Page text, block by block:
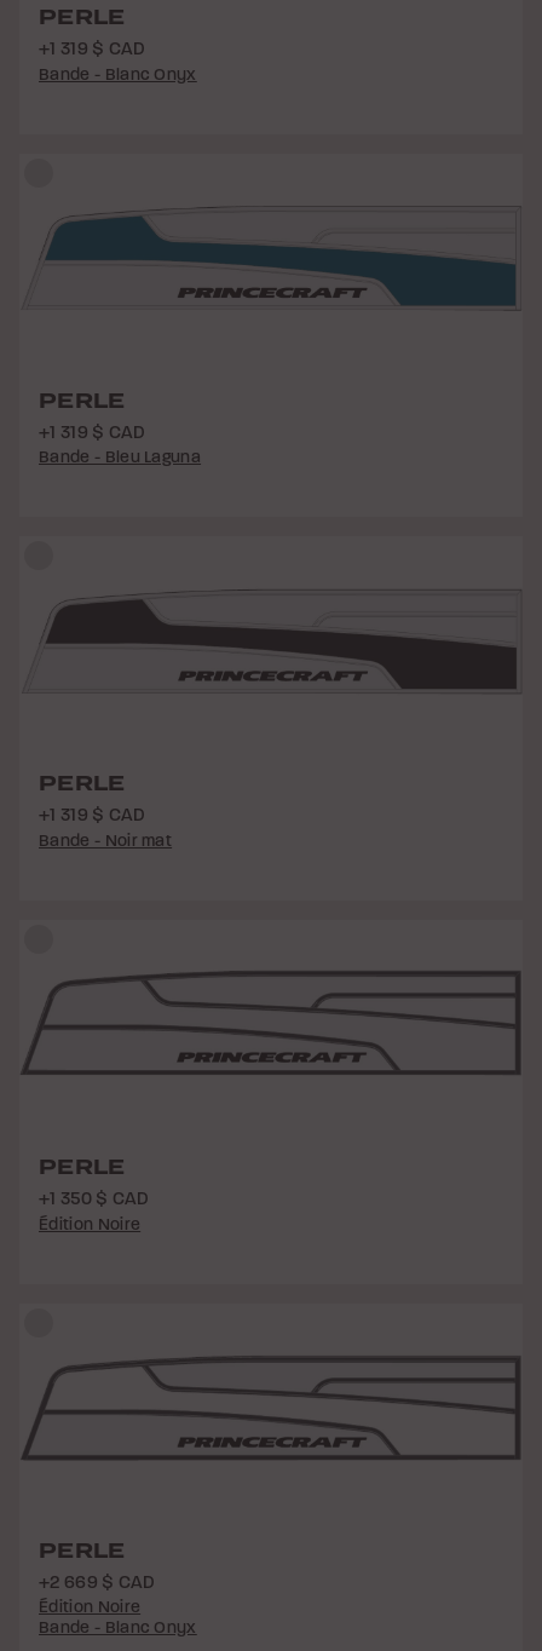
PERLE
+1 319 $ CAD
Bande - Blanc Onyx
PERLE
+1 319 $ CAD
Bande - Bleu Laguna
PERLE
+1 319 $ CAD
Bande - Noir mat
PERLE
+1 350 $ CAD
Édition Noire
PERLE
+2 669 $ CAD
Édition Noire
Bande - Blanc Onyx